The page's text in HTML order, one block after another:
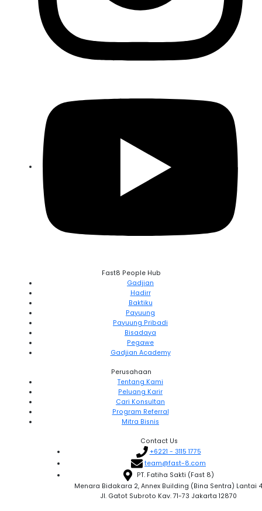
Fast8 People Hub
Gadjian
Hadirr
Baktiku
Payuung
Payuung Pribadi
Bisadaya
Pegawe
Gadjian Academy
Perusahaan
Tentang Kami
Peluang Karir
Cari Konsultan
Program Referral
Mitra Bisnis
Contact Us
+6221 - 3115 1775
team@fast-8.com
PT. Fatiha Sakti (Fast 8)
Menara Bidakara 2, Annex Building (Bina Sentra) Lantai 4
Jl. Gatot Subroto Kav. 71-73 Jakarta 12870